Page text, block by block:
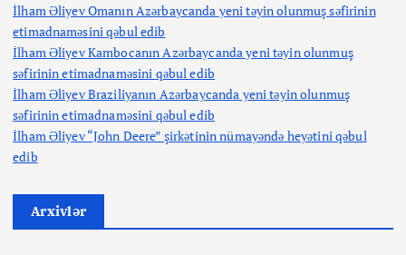
İlham Əliyev Omanın Azərbaycanda yeni təyin olunmuş səfirinin
etimadnaməsini qəbul edib
İlham Əliyev Kambocanın Azərbaycanda yeni təyin olunmuş
səfirinin etimadnaməsini qəbul edib
İlham Əliyev Braziliyanın Azərbaycanda yeni təyin olunmuş
səfirinin etimadnaməsini qəbul edib
İlham Əliyev “John Deere” şirkətinin nümayəndə heyətini qəbul
edib
Arxivlər